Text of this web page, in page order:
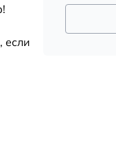
если